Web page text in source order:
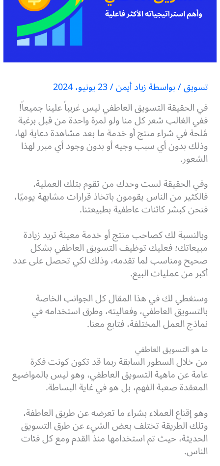
تسويق/ بواسطةزياد أيمن/23 يونيو، 2024
في الحقيقة التسويق العاطفي ليس غريباً علينا جميعاً!
ففي الغالب شعر كل منا ولو لمرة واحدة من قبل برغبة
مُلحة في شراء منتج أو خدمة ما بعد مشاهدة دعاية لها،
وذلك بدون أي سبب وجيه أو بدون وجود أي مبرر لهذا
الشعور.
وفي الحقيقة لست وحدك من تقوم بتلك العملية،
فالكثير من الناس يقومون باتخاذ قرارات مشابهة يوميًا،
فنحن كبشر كائنات عاطفية بطبيعتنا.
وبالنسبة لك كصاحب منتج أو خدمة معينة تريد زيادة
مبيعاتك؛ فعليك توظيف التسويق العاطفي بشكل
صحيح ومناسب لما تقدمه، وذلك لكي تحصل على عدد
أكبر من عمليات البيع.
وسنغطي لك في هذا المقال كل الجوانب الخاصة
بالتسويق العاطفي، وفعاليته، وطرق استخدامه في
نماذج العمل المختلفة، فتابع معنا.
ما هو التسويق العاطفي
من خلال السطور السابقة ربما قد تكون كونت فكرة
عامة عن ماهية التسويق العاطفي، وهو ليس بالمواضيع
المعقدة صعبة الفهم، بل هو في غاية البساطة.
وهو إقناع العملاء بشراء ما تعرضه عن طريق العاطفة،
وتلك الطريقة تختلف بعض الشيء عن طرق التسويق
الحديثة، حيث تم استخدامها منذ القدم ومع كل فئات
الناس.